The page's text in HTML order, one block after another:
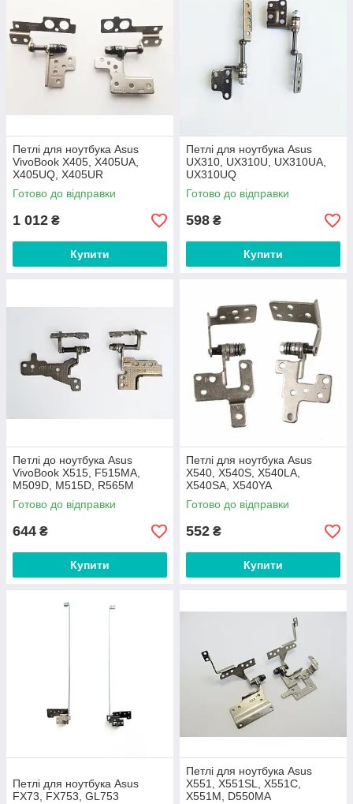
Петлі для ноутбука Asus
VivoBook X405, X405UA,
X405UQ, X405UR
Готово до відправки
1 012 ₴
Купити
Петлі для ноутбука Asus
UX310, UX310U, UX310UA,
UX310UQ
Готово до відправки
598 ₴
Купити
Петлі до ноутбука Asus
VivoBook X515, F515MA,
M509D, M515D, R565M
Готово до відправки
644 ₴
Купити
Петлі для ноутбука Asus
X540, X540S, X540LA,
X540SA, X540YA
Готово до відправки
552 ₴
Купити
Петлі для ноутбука Asus
FX73, FX753, GL753
Петлі для ноутбука Asus
X551, X551SL, X551C,
X551M, D550MA